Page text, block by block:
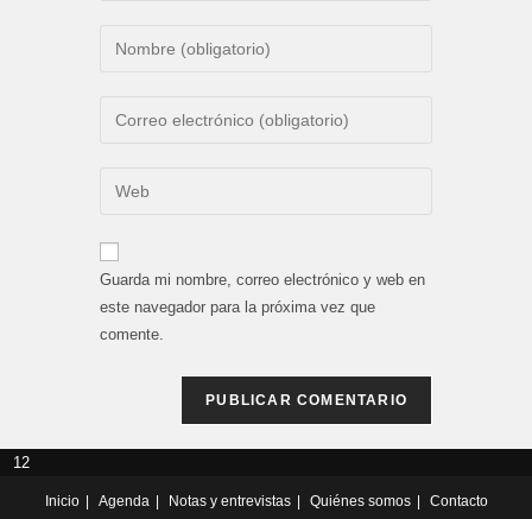
de
para
comentar
de
electrónico
para
comentar
URL
de
web
Guarda mi nombre, correo electrónico y web en
este navegador para la próxima vez que
comente.
12
Inicio Agenda Notas y entrevistas Quiénes somos Contacto